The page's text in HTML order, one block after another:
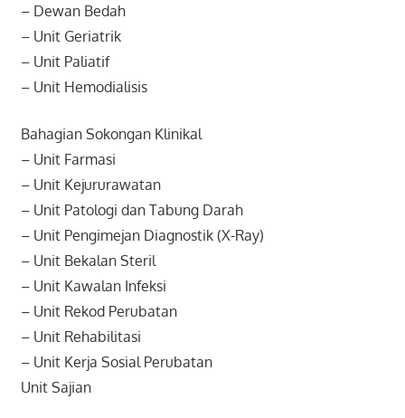
– Dewan Bedah
– Unit Geriatrik
– Unit Paliatif
– Unit Hemodialisis
Bahagian Sokongan Klinikal
– Unit Farmasi
– Unit Kejururawatan
– Unit Patologi dan Tabung Darah
– Unit Pengimejan Diagnostik (X-Ray)
– Unit Bekalan Steril
– Unit Kawalan Infeksi
– Unit Rekod Perubatan
– Unit Rehabilitasi
– Unit Kerja Sosial Perubatan
Unit Sajian